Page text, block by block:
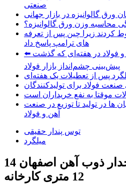
صنعتی
ورق گالوانیزه در بازار جهانی
محاسبه وزن ورق گالوانیزه؟
کردند زیرا چین پس از تعرفه
های ترامپ پاسخ داد
و فولاد در هفته‌ای که گذشت ⬅️
پیش‌بینی چشم‌انداز بازار فولاد
پس از تعطیلات یک هفته‌ای
صنعت فولاد برای تولیدکنندگان
موقتا به نفع خریداران است
ها در تولید تا توزیع در صنعت
آهن و فولاد
توس پندار حقیقی
میلگرد
میلگرد آجدار ذوب آهن اصفهان 14 A3 شاخه
12 متری کارخانه